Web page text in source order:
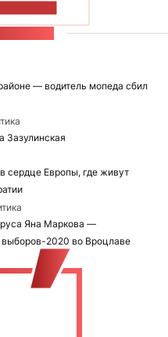
— водитель мопеда сбил
Зазулинская
Европы, где живут
Яна Маркова —
выборов-2020 во Вроцлаве